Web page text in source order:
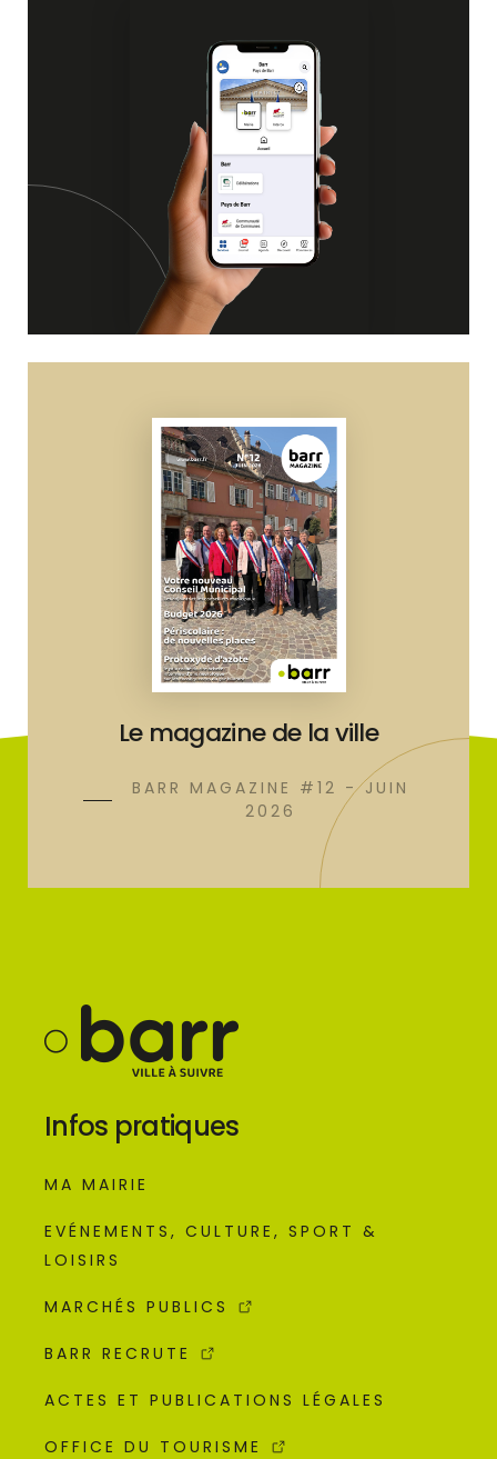
Le magazine de la ville
BARR MAGAZINE #12 - JUIN
2026
Infos pratiques
MA MAIRIE
EVÉNEMENTS, CULTURE, SPORT &
LOISIRS
MARCHÉS PUBLICS
BARR RECRUTE
ACTES ET PUBLICATIONS LÉGALES
OFFICE DU TOURISME